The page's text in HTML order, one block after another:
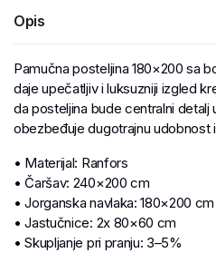
Opis
Pamučna posteljina 180×200 sa
daje upečatljiv i luksuzniji izgled
da posteljina bude centralni detalj
obezbeđuje dugotrajnu udobnost
• Materijal: Ranfors
• Čaršav: 240×200 cm
• Jorganska navlaka: 180×200 cm
• Jastučnice: 2x 80×60 cm
• Skupljanje pri pranju: 3–5%